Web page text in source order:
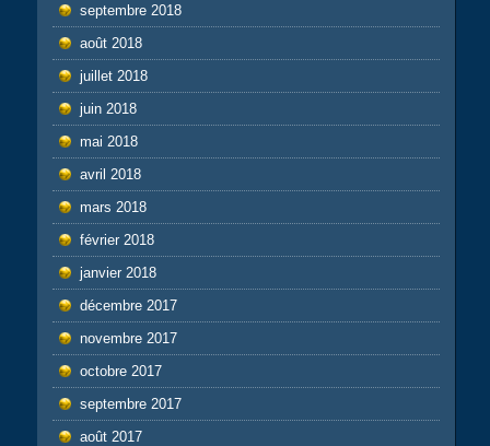
septembre 2018
août 2018
juillet 2018
juin 2018
mai 2018
avril 2018
mars 2018
février 2018
janvier 2018
décembre 2017
novembre 2017
octobre 2017
septembre 2017
août 2017